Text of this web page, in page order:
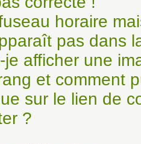
horaire
pas dans
afficher une
et comment
sur le lien de
?